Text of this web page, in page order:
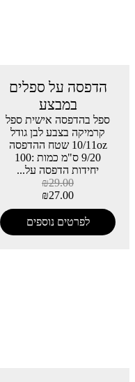
הדפסה על ספלים
במבצע
ספל בהדפסה אישית ספל
קרמיקה בצבע לבן גודל
10/11oz שטח ההדפסה
9/20 ס"מ כמות :100
יחידות הדפסה על...
₪29.00
₪27.00
לפרטים נוספים